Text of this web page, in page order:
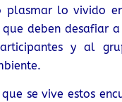
plasmar lo vivido
que deben desafiar
y al
se vive estos